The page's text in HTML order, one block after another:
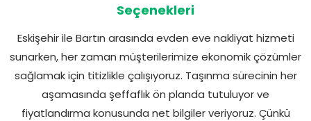
Seçenekleri
Eskişehir ile Bartın arasında evden eve nakliyat hizmeti
sunarken, her zaman müşterilerimize ekonomik çözümler
sağlamak için titizlikle çalışıyoruz. Taşınma sürecinin her
aşamasında şeffaflık ön planda tutuluyor ve
fiyatlandırma konusunda net bilgiler veriyoruz. Çünkü